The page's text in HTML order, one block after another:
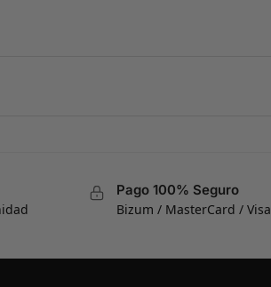
Pago 100% Seguro
Bizum / MasterCard / Visa